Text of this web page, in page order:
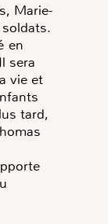
Marie-
en
sera
vie et
tard,